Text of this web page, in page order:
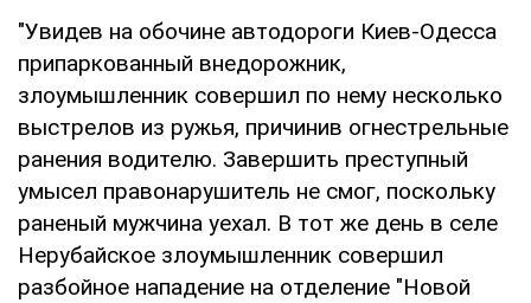
"Увидев на обочине автодороги Киев-Одесса
припаркованный внедорожник,
злоумышленник совершил по нему несколько
выстрелов из ружья, причинив огнестрельные
ранения водителю. Завершить преступный
умысел правонарушитель не смог, поскольку
раненый мужчина уехал. В тот же день в селе
Нерубайское злоумышленник совершил
разбойное нападение на отделение "Новой